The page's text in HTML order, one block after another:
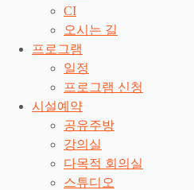
CI
오시는 길
프로그램
일정
프로그램 신청
시설예약
공유주방
강의실
다목적 회의실
스튜디오